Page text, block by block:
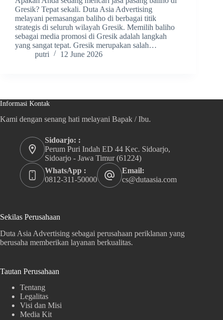
Gresik? Tepat sekali. Duta Asia Advertising
melayani pemasangan baliho di berbagai titik
strategis di seluruh wilayah Gresik. Memilih baliho
sebagai media promosi di Gresik adalah langkah
yang sangat tepat. Gresik merupakan salah…
putri
12 June 2026
Informasi Kontak
Kami dengan senang hati melayani Bapak / Ibu.
Sidoarjo: :
Perum Puri Indah ED 44 Kec. Sidoarjo,
Sidoarjo - Jawa Timur (61224)
WhatsApp :
0812-311-50000
Email:
cs@dutaasia.com
Sekilas Perusahaan
Duta Asia Advertising sebagai perusahaan periklanan yang
berusaha memberikan layanan berkualitas.
Tautan Perusahaan
Tentang
Legalitas
Visi dan Misi
Media Kit